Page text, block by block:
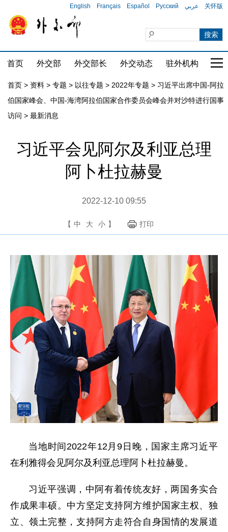
English Français Español Русский عربي 关怀版
首页 外交部 外交部长 外交动态 驻外机构 国
首页 > 资料 > 专题 > 以往专题 > 2022年专题 > 习近平出席中国-阿拉
伯国家峰会、中国-海湾阿拉伯国家合作委员会峰会并对沙特进行国事
访问 > 最新消息
习近平会见阿尔及利亚总理
阿卜杜拉赫曼
2022-12-10 09:55
【 中 大 小 】 打印
当地时间2022年12月9日晚，国家主席习近平
在利雅得会见阿尔及利亚总理阿卜杜拉赫曼。
习近平强调，中阿有着传统友好，两国务实合
作成果丰硕。中方坚定支持阿方维护国家主权、独
立、领土完整，支持阿方走符合自身国情的发展道